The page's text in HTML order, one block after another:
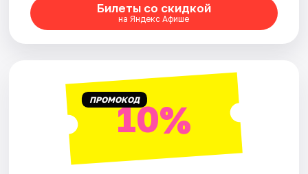
Билеты со скидкой
на Яндекс Афише
ПРОМОКОД10%